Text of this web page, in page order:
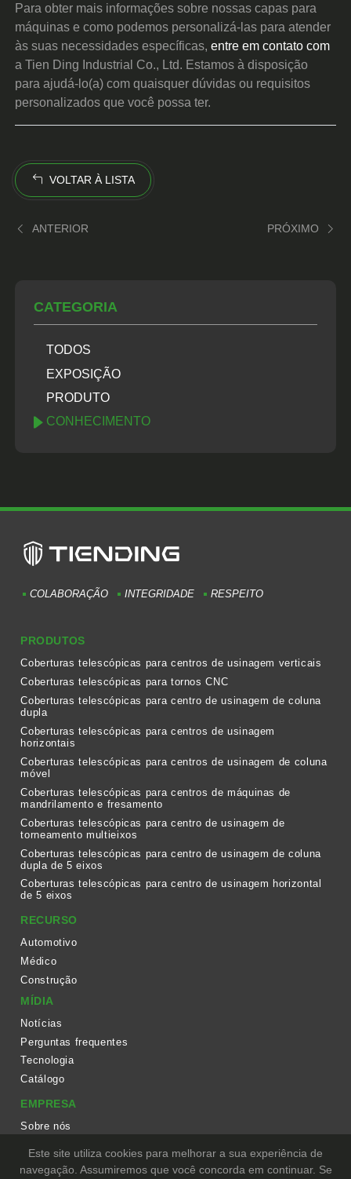
Para obter mais informações sobre nossas capas para
máquinas e como podemos personalizá-las para atender
às suas necessidades específicas,entre em contato com
a Tien Ding Industrial Co., Ltd. Estamos à disposição
para ajudá-lo(a) com quaisquer dúvidas ou requisitos
personalizados que você possa ter.
VOLTAR À LISTA
ANTERIOR PRÓXIMO
CATEGORIA
TODOS
EXPOSIÇÃO
PRODUTO
CONHECIMENTO
COLABORAÇÃO INTEGRIDADE RESPEITO
PRODUTOS
Coberturas telescópicas para centros de usinagem verticais
Coberturas telescópicas para tornos CNC
Coberturas telescópicas para centro de usinagem de coluna
dupla
Coberturas telescópicas para centros de usinagem
horizontais
Coberturas telescópicas para centros de usinagem de coluna
móvel
Coberturas telescópicas para centros de máquinas de
mandrilamento e fresamento
Coberturas telescópicas para centro de usinagem de
torneamento multieixos
Coberturas telescópicas para centro de usinagem de coluna
dupla de 5 eixos
Coberturas telescópicas para centro de usinagem horizontal
de 5 eixos
RECURSO
Automotivo
Médico
Construção
MÍDIA
Notícias
Perguntas frequentes
Tecnologia
Catálogo
EMPRESA
Sobre nós
Equipamento
Este site utiliza cookies para melhorar a sua experiência de
navegação. Assumiremos que você concorda em continuar. Se